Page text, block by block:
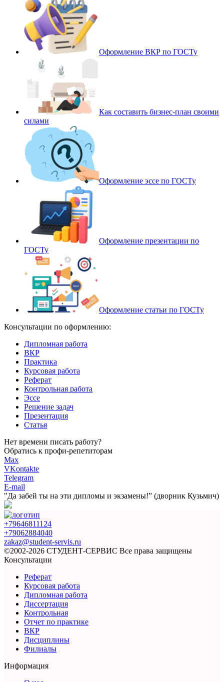
Оформление ВКР по ГОСТу
Как составить бизнес-план своими
силами
Оформление эссе по ГОСТу
Оформление презентации по
ГОСТу
Оформление статьи по ГОСТу
Консультации по оформлению:
Дипломная работа
ВКР
Практика
Курсовая работа
Реферат
Контрольная работа
Эссе
Решение задач
Презентация
Статья
Нет времени писать работу?
Обратись к профи-репетиторам
Max
VKontakte
Telegram
E-mail
"Да забей ты на эти дипломы и экзамены!” (дворник Кузьмич)
+79646811124
+79062884040
zakaz@student-servis.ru
©2002-2026 СТУДЕНТ-СЕРВИС Все права защищены
Консультации
Реферат
Курсовая работа
Дипломная работа
Диссертация
Контрольная
Отчет по практике
ВКР
Дисциплины
Филиалы
Информация